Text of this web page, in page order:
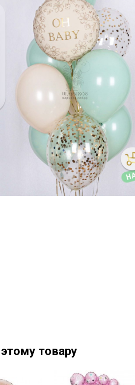
товару